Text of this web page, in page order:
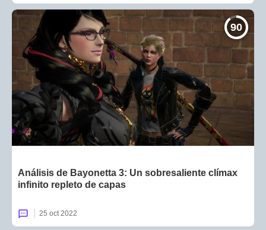
90
Análisis de Bayonetta 3: Un sobresaliente clímax
infinito repleto de capas
25 oct 2022